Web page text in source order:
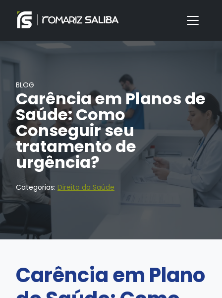
BLOG
Carência em Planos de
Saúde: Como
Conseguir seu
tratamento de
urgência?
Categorias: Direito da Saúde
Carência em Plano